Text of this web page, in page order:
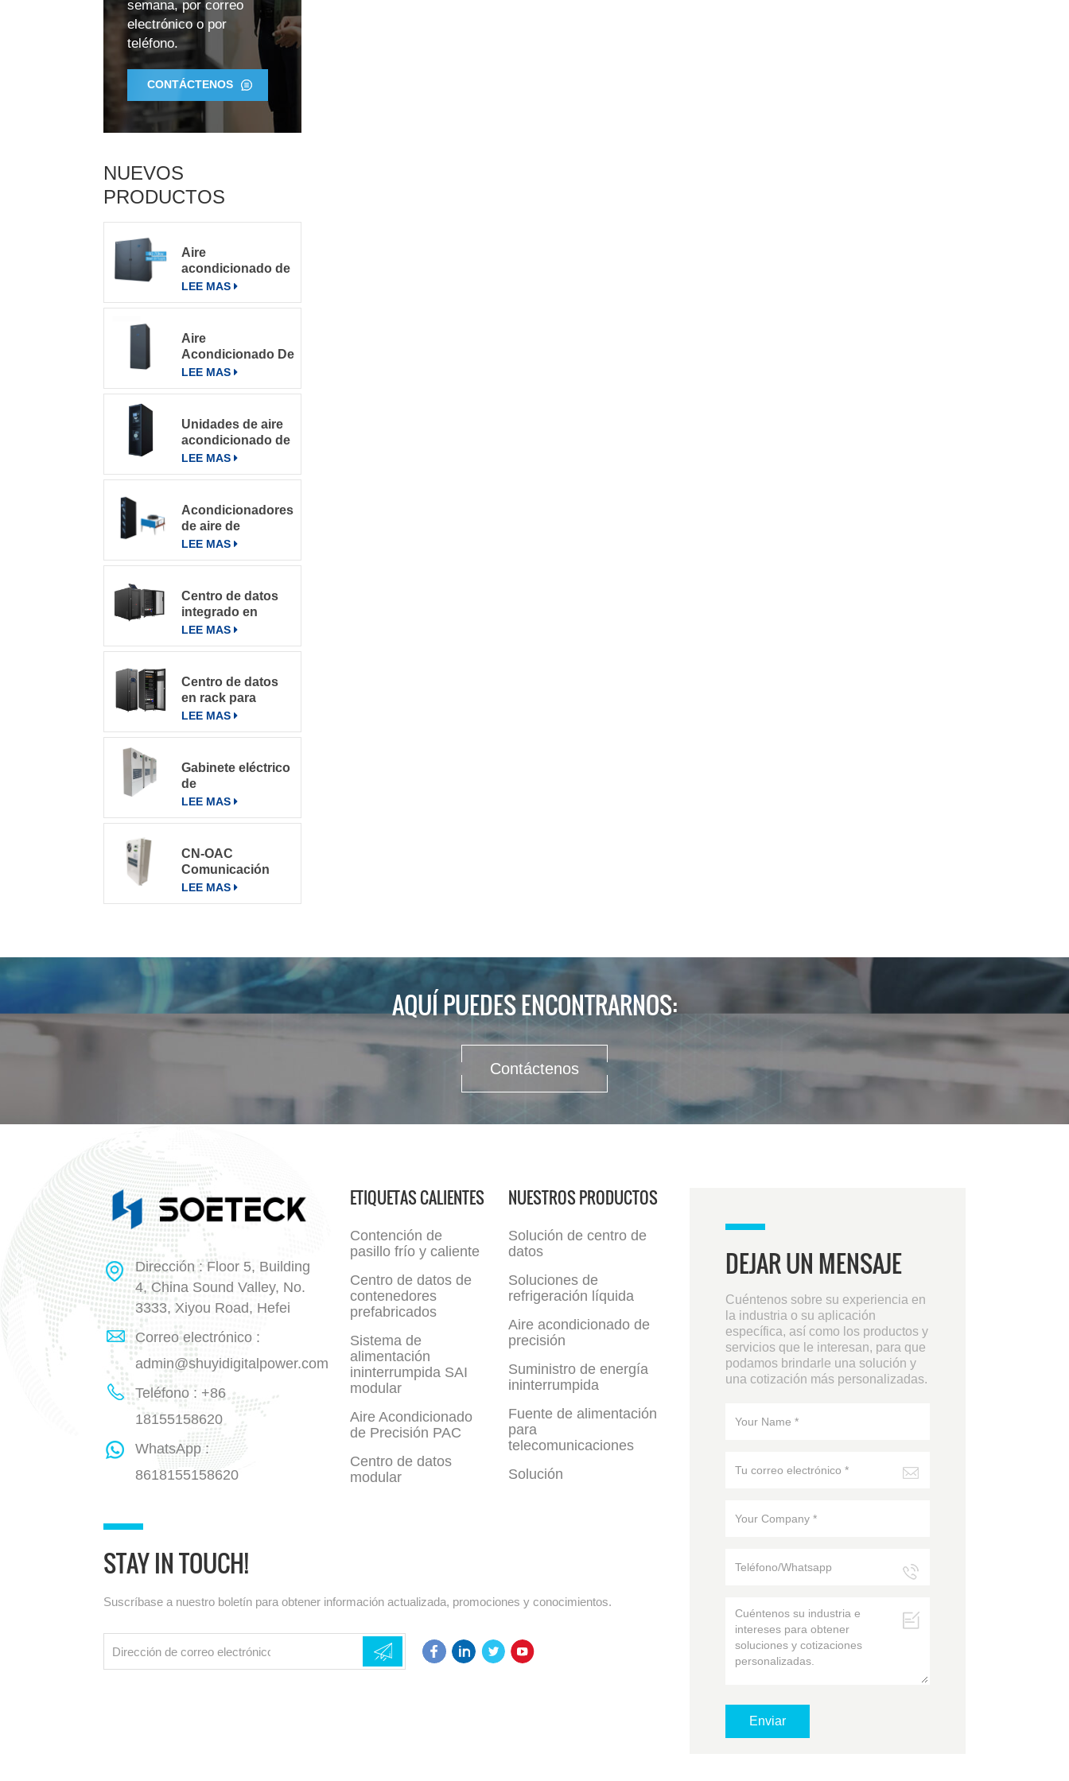
semana, por correo
electrónico o por
teléfono.
CONTÁCTENOS
NUEVOS
PRODUCTOS
Aire
acondicionado de
precisión para
salas de
grandes
LEE MAS
Aire
Acondicionado De
Precisión Para
Salas De
LEE MAS
Unidades de aire
acondicionado de
precisión con
refrigeración por
LEE MAS
Acondicionadores
de aire de
precisión en fila
de la serie
centros de datos
con sistema de
control inteligente
LEE MAS
Centro de datos
integrado en
microbastidores
LEE MAS
Centro de datos
en rack para
varios entornos
LEE MAS
Gabinete eléctrico
de
telecomunicaciones
Aire
Aire
acondicionado
LEE MAS
CN-OAC
Comunicación
exterior Gabinete
eléctrico Aire
LEE MAS
AQUÍ PUEDES ENCONTRARNOS:
Contáctenos
Dirección : Floor 5, Building
4, China Sound Valley, No.
3333, Xiyou Road, Hefei
Correo electrónico :
admin@shuyidigitalpower.com
Teléfono : +86
18155158620
WhatsApp :
8618155158620
ETIQUETAS CALIENTES
Contención de
pasillo frío y caliente
Centro de datos de
contenedores
prefabricados
Sistema de
alimentación
ininterrumpida SAI
modular
Aire Acondicionado
de Precisión PAC
Centro de datos
modular
NUESTROS PRODUCTOS
Solución de centro de
datos
Soluciones de
refrigeración líquida
Aire acondicionado de
precisión
Suministro de energía
ininterrumpida
Fuente de alimentación
para
telecomunicaciones
Solución
STAY IN TOUCH!
Suscríbase a nuestro boletín para obtener información actualizada, promociones y conocimientos.
DEJAR UN MENSAJE
Cuéntenos sobre su experiencia en
la industria o su aplicación
específica, así como los productos y
servicios que le interesan, para que
podamos brindarle una solución y
una cotización más personalizadas.